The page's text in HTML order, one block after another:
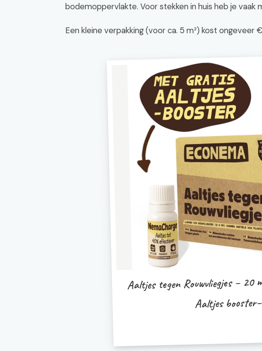
bodemoppervlakte. Voor stekken in huis heb je vaak
Een kleine verpakking (voor ca. 5 m²) kost ongeveer
Aaltjes tegen Rouwvliegjes –
Aaltjes